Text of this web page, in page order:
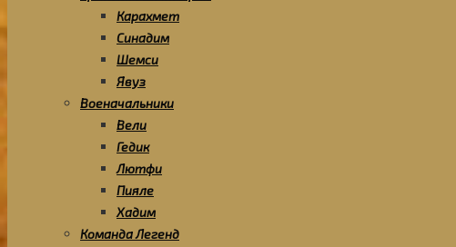
Карахмет
Синадим
Шемси
Явуз
Военачальники
Вели
Гедик
Лютфи
Пияле
Хадим
Команда Легенд